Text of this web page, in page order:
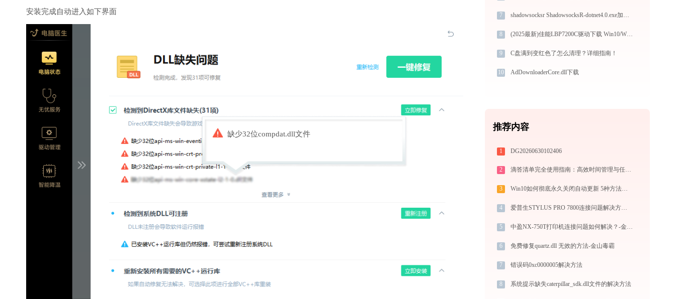
安装完成自动进入如下界面
缺少32位compdat.dll文件
7 shadowsocksr ShadowsocksR-dotnet4.0.exe加载mgwz.dll文件丢失处理办法
8 (2025最新)佳能LBP7200C驱动下载 Win10/Win11 图文安装教程
9 C盘满到变红色了怎么清理？详细指南！
10 AdDownloaderCore.dll下载
推荐内容
1 DG20260630102406
2 滴答清单完全使用指南：高效时间管理与任务规划工具，让你的每一天井井有条
3 Win10如何彻底永久关闭自动更新 5种方法教你永久关闭win10自动更新
4 爱普生STYLUS PRO 7800连接问题解决方法-金山毒霸
5 中盈NX-750T打印机连接问题如何解决？-金山毒霸
6 免费修复quartz.dll 无效的方法-金山毒霸
7 错误码0xc0000005解决方法
8 系统提示缺失caterpillar_sdk.dll文件的解决方法